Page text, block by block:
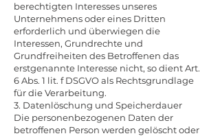
berechtigten Interesses unseres
Unternehmens oder eines Dritten
erforderlich und überwiegen die
Interessen, Grundrechte und
Grundfreiheiten des Betroffenen das
erstgenannte Interesse nicht, so dient Art.
6 Abs. 1 lit. f DSGVO als Rechtsgrundlage
für die Verarbeitung.
3. Datenlöschung und Speicherdauer
Die personenbezogenen Daten der
betroffenen Person werden gelöscht oder